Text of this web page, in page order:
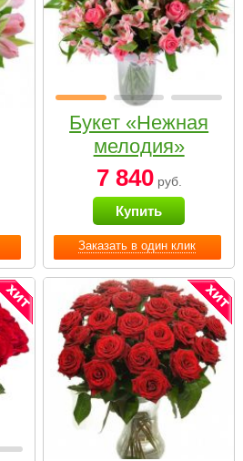
Заказать в один клик
Букет «Нежная
мелодия»
7 840руб.
Купить